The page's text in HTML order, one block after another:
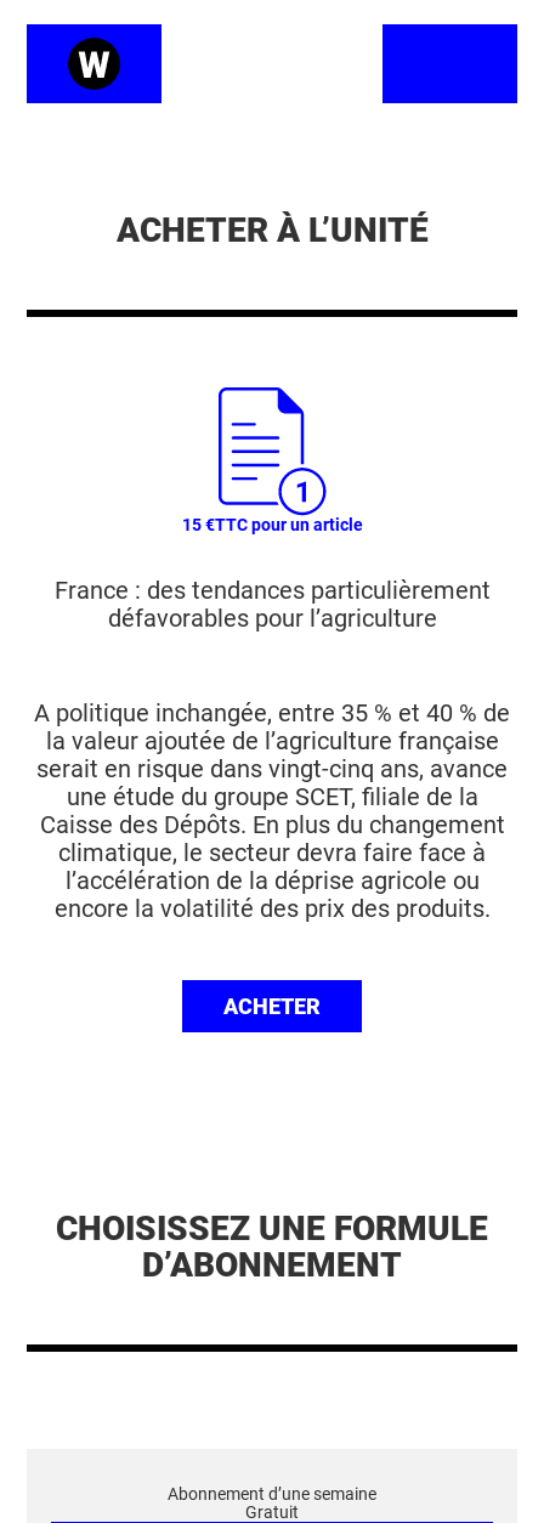
ACHETER À L’UNITÉ
15 €TTC pour un article
France : des tendances particulièrement
défavorables pour l’agriculture
A politique inchangée, entre 35 % et 40 % de
la valeur ajoutée de l’agriculture française
serait en risque dans vingt-cinq ans, avance
une étude du groupe SCET, filiale de la
Caisse des Dépôts. En plus du changement
climatique, le secteur devra faire face à
l’accélération de la déprise agricole ou
encore la volatilité des prix des produits.
ACHETER
CHOISISSEZ UNE FORMULE
D’ABONNEMENT
Abonnement d’une semaine
Gratuit